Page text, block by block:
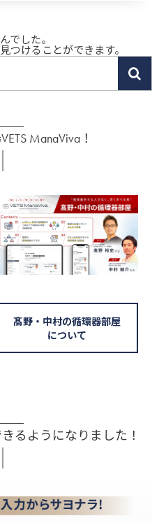
でした。
つけることができます。
ManaViva！
髙野・中村の循環器部屋
について
るようになりました！